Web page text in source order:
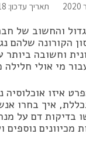
תאריך עדכון: 18 בדצמבר 2020
והחשוב של
הקורונה שלהם
וחשובה ביותר
מי אולי חלילה
איזו
איך בחרו
בדיקות דם על
נוספים